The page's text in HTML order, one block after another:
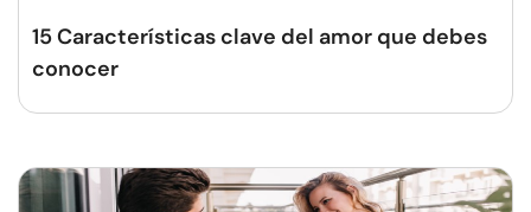
15 Características clave del amor que debes
conocer